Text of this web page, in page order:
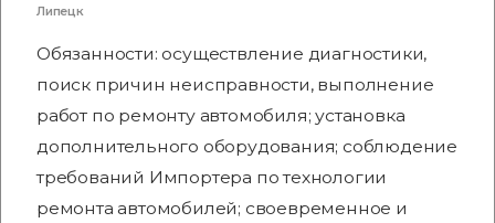
Липецк
Обязанности: осуществление диагностики,
поиск причин неисправности, выполнение
работ по ремонту автомобиля; установка
дополнительного оборудования; соблюдение
требований Импортера по технологии
ремонта автомобилей; своевременное и